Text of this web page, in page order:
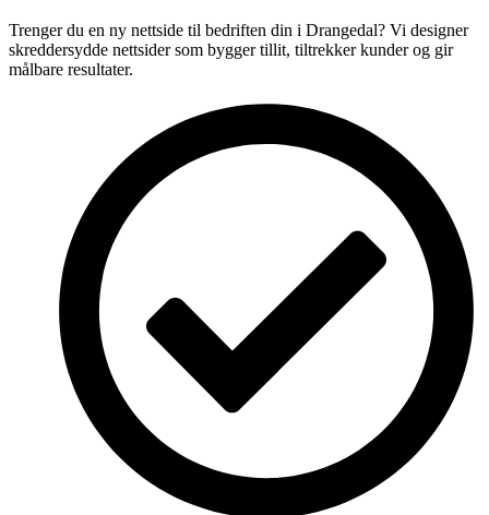
Trenger du en ny nettside til bedriften din i Drangedal? Vi designer
skreddersydde nettsider som bygger tillit, tiltrekker kunder og gir
målbare resultater.